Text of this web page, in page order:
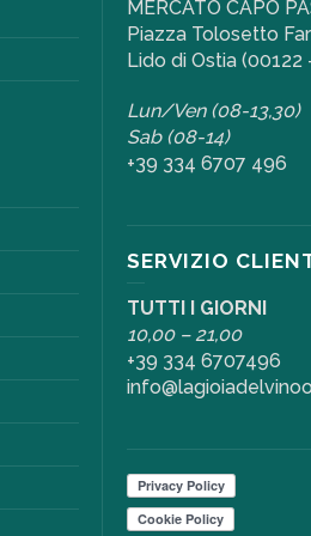
MERCATO CAPO
Piazza Tolosetto
Lido di Ostia (00122
Lun/Ven (08-13,30)
Sab (08-14)
+39 334 6707 496
SERVIZIO
TUTTI I GIORNI
10,00 – 21,00
+39 334 6707496